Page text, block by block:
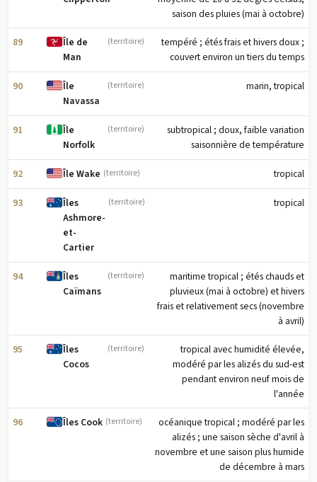
saison des pluies (mai à octobre)
89
Île de
Man
(territoire)
tempéré ; étés frais et hivers doux ;
couvert environ un tiers du temps
90
Île
Navassa
(territoire) marin, tropical
91
Île
Norfolk
(territoire)
subtropical ; doux, faible variation
saisonnière de température
92 Île Wake (territoire) tropical
93
Îles
Ashmore-
et-
Cartier
(territoire) tropical
94
Îles
Caïmans
(territoire)
maritime tropical ; étés chauds et
pluvieux (mai à octobre) et hivers
frais et relativement secs (novembre
à avril)
95
Îles
Cocos
(territoire)
tropical avec humidité élevée,
modéré par les alizés du sud-est
pendant environ neuf mois de
l'année
96 Îles Cook (territoire)
océanique tropical ; modéré par les
alizés ; une saison sèche d'avril à
novembre et une saison plus humide
de décembre à mars